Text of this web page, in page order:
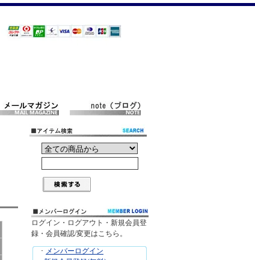
ログイン・ログアウト・新規会員登
録・会員確認/変更はこちら。
･ メンバーログイン